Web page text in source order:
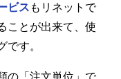
ビス もリネットで
ことが出来て、使
です。
の「注文単位」で